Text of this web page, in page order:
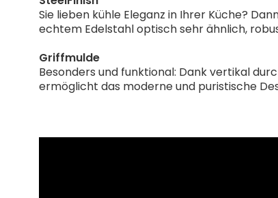
Sie lieben kühle Eleganz in Ihrer Küche?
echtem Edelstahl optisch sehr ähnlich,
Griffmulde
Besonders und funktional: Dank vertikal
ermöglicht das moderne und puristische